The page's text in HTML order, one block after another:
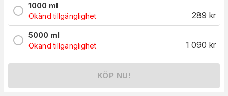
1000 ml
Okänd tillgänglighet
289 kr
5000 ml
Okänd tillgänglighet
1 090 kr
KÖP NU!